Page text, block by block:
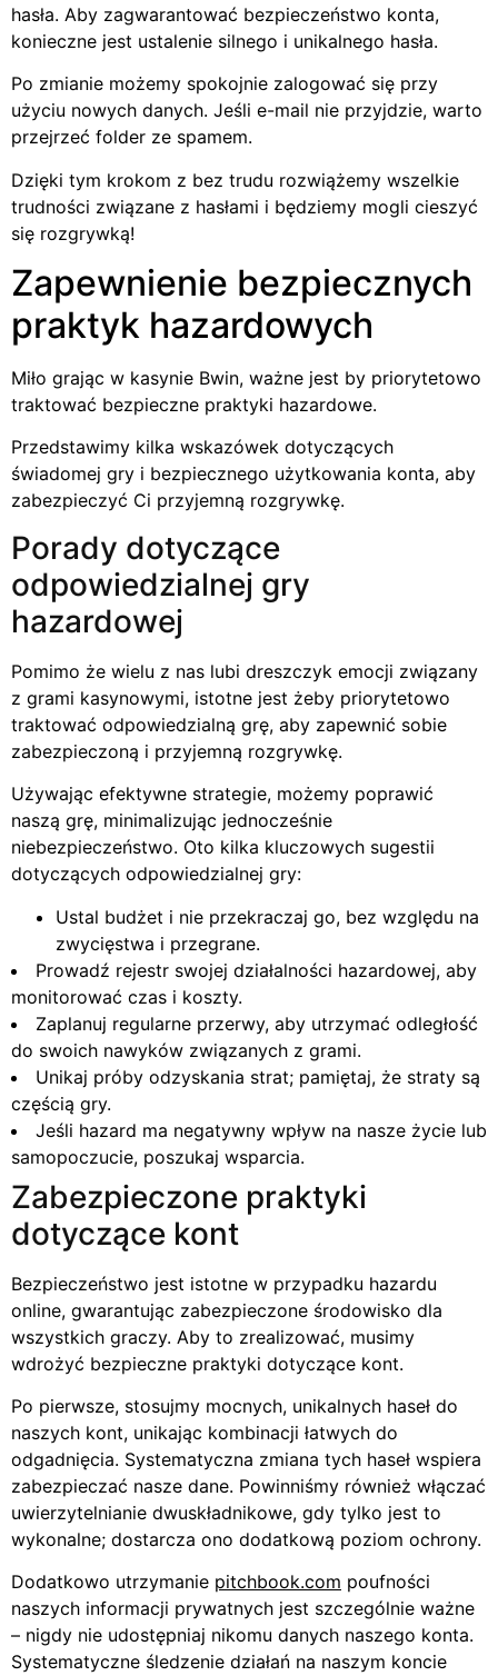
hasła. Aby zagwarantować bezpieczeństwo konta,
konieczne jest ustalenie silnego i unikalnego hasła.
Po zmianie możemy spokojnie zalogować się przy
użyciu nowych danych. Jeśli e-mail nie przyjdzie, warto
przejrzeć folder ze spamem.
Dzięki tym krokom z bez trudu rozwiążemy wszelkie
trudności związane z hasłami i będziemy mogli cieszyć
się rozgrywką!
Zapewnienie bezpiecznych
praktyk hazardowych
Miło grając w kasynie Bwin, ważne jest by priorytetowo
traktować bezpieczne praktyki hazardowe.
Przedstawimy kilka wskazówek dotyczących
świadomej gry i bezpiecznego użytkowania konta, aby
zabezpieczyć Ci przyjemną rozgrywkę.
Porady dotyczące
odpowiedzialnej gry
hazardowej
Pomimo że wielu z nas lubi dreszczyk emocji związany
z grami kasynowymi, istotne jest żeby priorytetowo
traktować odpowiedzialną grę, aby zapewnić sobie
zabezpieczoną i przyjemną rozgrywkę.
Używając efektywne strategie, możemy poprawić
naszą grę, minimalizując jednocześnie
niebezpieczeństwo. Oto kilka kluczowych sugestii
dotyczących odpowiedzialnej gry:
Ustal budżet i nie przekraczaj go, bez względu na
zwycięstwa i przegrane.
Prowadź rejestr swojej działalności hazardowej, aby
monitorować czas i koszty.
Zaplanuj regularne przerwy, aby utrzymać odległość
do swoich nawyków związanych z grami.
Unikaj próby odzyskania strat; pamiętaj, że straty są
częścią gry.
Jeśli hazard ma negatywny wpływ na nasze życie lub
samopoczucie, poszukaj wsparcia.
Zabezpieczone praktyki
dotyczące kont
Bezpieczeństwo jest istotne w przypadku hazardu
online, gwarantując zabezpieczone środowisko dla
wszystkich graczy. Aby to zrealizować, musimy
wdrożyć bezpieczne praktyki dotyczące kont.
Po pierwsze, stosujmy mocnych, unikalnych haseł do
naszych kont, unikając kombinacji łatwych do
odgadnięcia. Systematyczna zmiana tych haseł wspiera
zabezpieczać nasze dane. Powinniśmy również włączać
uwierzytelnianie dwuskładnikowe, gdy tylko jest to
wykonalne; dostarcza ono dodatkową poziom ochrony.
Dodatkowo utrzymanie pitchbook.com poufności
naszych informacji prywatnych jest szczególnie ważne
– nigdy nie udostępniaj nikomu danych naszego konta.
Systematyczne śledzenie działań na naszym koncie